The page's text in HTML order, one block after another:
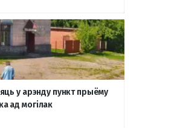
у арэнду пункт прыёму
ад могілак